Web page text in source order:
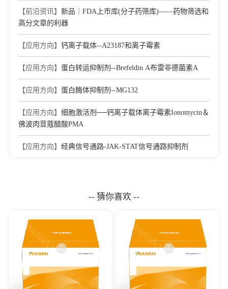
【前沿资讯】 新品｜FDA上市库(分子药筛库)——药物筛选和
高分文章的利器
【应用方向】 钙离子载体--A23187和离子霉素
【应用方向】 蛋白转运抑制剂--Brefeldin A布雷非德菌素A
【应用方向】 蛋白酶体抑制剂--MG132
【应用方向】 细胞激活剂──钙离子载体离子霉素Ionomycin＆
佛波肉荳蔻醋酸PMA
【应用方向】 经典信号通路-JAK-STAT信号通路抑制剂
-- 猜你喜欢 --